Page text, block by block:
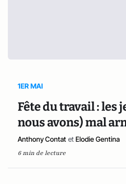
1ER MAI
Fête du travail : les
nous avons) mal
Anthony Contat et Elodie Gentina
6 min de lecture